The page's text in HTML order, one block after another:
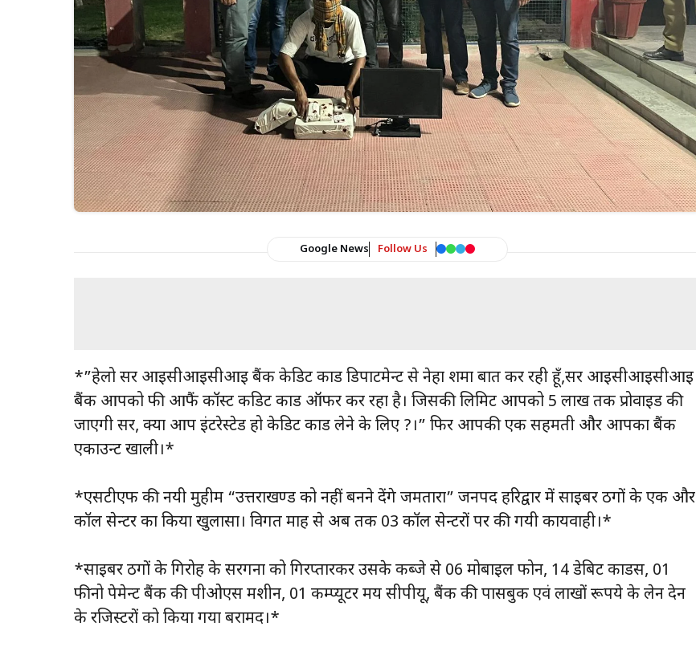
Google News Follow Us
*”हेलो सर आईसीआईसीआई बैंक केडिट कार्ड डिपार्टमेन्ट से नेहा शर्मा बात कर रही हूँ,सर आईसीआइसीआई
बैंक आपको फी आफैं कॉस्ट कडिट कार्ड ऑफर कर रहा है। जिसकी लिमिट आपको 5 लाख तक प्रोवाइड की
जाएगी सर, क्या आप इंटरेस्टेड हो केडिट कार्ड लेने के लिए ?।” फिर आपकी एक सहमती और आपका बैंक
एकाउन्ट खाली।*
*एसटीएफ की नयी मुहीम “उत्तराखण्ड को नहीं बनने देंगे जमतारा” जनपद हरिद्वार में साईबर ठगों के एक और
कॉल सेन्टर का किया खुलासा। विगत माह से अब तक 03 कॉल सेन्टरों पर की गयी कार्यवाही।*
*साईबर ठगों के गिरोह के सरगना को गिरप्तारकर उसके कब्जे से 06 मोबाईल फोन, 14 डेबिट कार्डस, 01
फीनो पेमेन्ट बैंक की पीओएस मशीन, 01 कम्प्यूटर मय सीपीयू, बैंक की पासबुक एवं लाखों रूपये के लेन देन
के रजिस्टरों को किया गया बरामद।*